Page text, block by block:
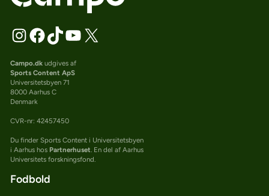
Campo.dkudgives af
Sports Content ApS
Universitetsbyen 71
8000 Aarhus C
Denmark
CVR-nr: 42457450
Du finder Sports Content i Universitetsbyen
i Aarhus hos Partnerhuset. En del af Aarhus
Universitets forskningsfond.
Fodbold